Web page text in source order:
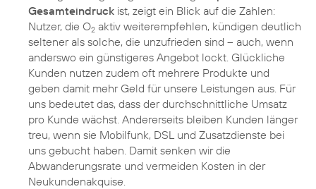
Gesamteindruck ist, zeigt ein Blick auf die Zahlen:
Nutzer, die O2 aktiv weiterempfehlen, kündigen deutlich
seltener als solche, die unzufrieden sind – auch, wenn
anderswo ein günstigeres Angebot lockt. Glückliche
Kunden nutzen zudem oft mehrere Produkte und
geben damit mehr Geld für unsere Leistungen aus. Für
uns bedeutet das, dass der durchschnittliche Umsatz
pro Kunde wächst. Andererseits bleiben Kunden länger
treu, wenn sie Mobilfunk, DSL und Zusatzdienste bei
uns gebucht haben. Damit senken wir die
Abwanderungsrate und vermeiden Kosten in der
Neukundenakquise.